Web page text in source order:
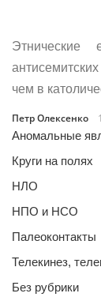
Этнические
чем в
Петр Олексенко
Аномальные
Круги на полях
НЛО
НПО и НСО
Палеоконтакты
Телекинез,
Без рубрики